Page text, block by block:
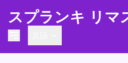
スプランキ リマ